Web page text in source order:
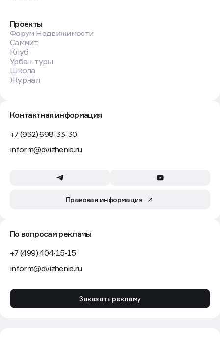
Проекты
Форум Недвижимости
Саммит
Клуб
Урбан-туры
Школа
Журнал
Контактная информация
+7 (932) 698-33-30
inform@dvizhenie.ru
Правовая информация
По вопросам рекламы
+7 (499) 404-15-15
inform@dvizhenie.ru
Заказать рекламу